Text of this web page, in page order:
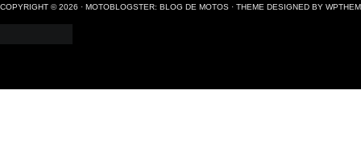
COPYRIGHT © 2026 · MOTOBLOGSTER: BLOG DE MOTOS · THEME DESIGNED BY